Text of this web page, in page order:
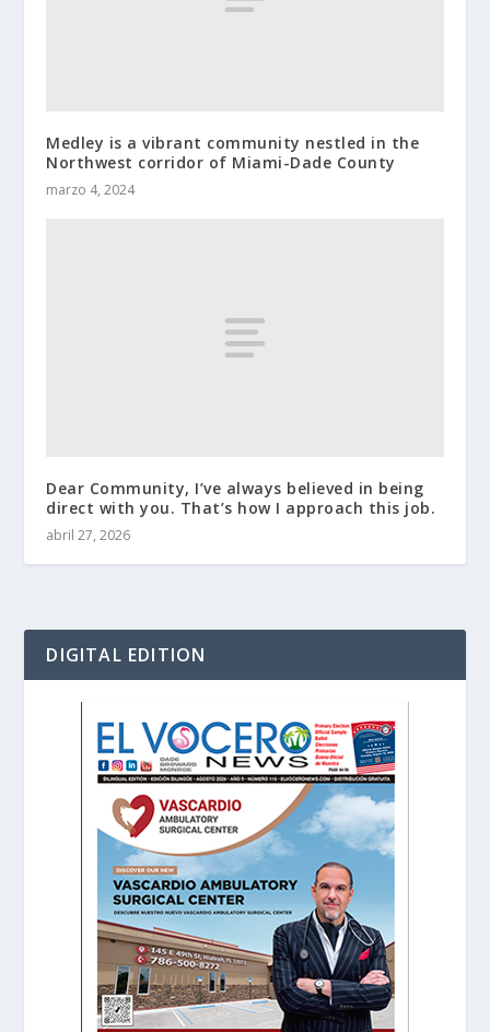
Medley is a vibrant community nestled in the
Northwest corridor of Miami-Dade County
marzo 4, 2024
Dear Community, I’ve always believed in being
direct with you. That’s how I approach this job.
abril 27, 2026
DIGITAL EDITION